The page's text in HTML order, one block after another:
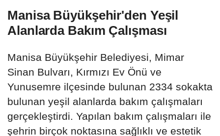
Manisa Büyükşehir'den Yeşil
Alanlarda Bakım Çalışması
Manisa Büyükşehir Belediyesi, Mimar
Sinan Bulvarı, Kırmızı Ev Önü ve
Yunusemre ilçesinde bulunan 2334 sokakta
bulunan yeşil alanlarda bakım çalışmaları
gerçekleştirdi. Yapılan bakım çalışmaları ile
şehrin birçok noktasına sağlıklı ve estetik